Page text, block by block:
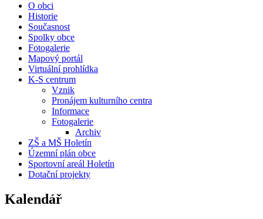
O obci
Historie
Současnost
Spolky obce
Fotogalerie
Mapový portál
Virtuální prohlídka
K-S centrum
Vznik
Pronájem kulturního centra
Informace
Fotogalerie
Archiv
ZŠ a MŠ Holetín
Územní plán obce
Sportovní areál Holetín
Dotační projekty
Kalendář